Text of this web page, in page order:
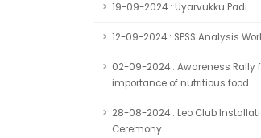
19-09-2024 : Uyarvukku Padi
12-09-2024 : SPSS Analysis
02-09-2024 : Awareness Rally
importance of nutritious food
28-08-2024 : Leo Club
Ceremony